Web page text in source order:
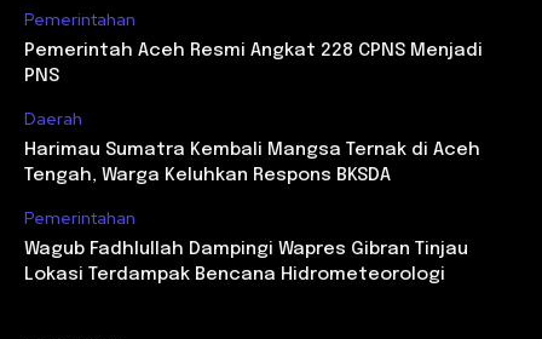
Pemerintahan
Pemerintah Aceh Resmi Angkat 228 CPNS Menjadi
PNS
Daerah
Harimau Sumatra Kembali Mangsa Ternak di Aceh
Tengah, Warga Keluhkan Respons BKSDA
Pemerintahan
Wagub Fadhlullah Dampingi Wapres Gibran Tinjau
Lokasi Terdampak Bencana Hidrometeorologi